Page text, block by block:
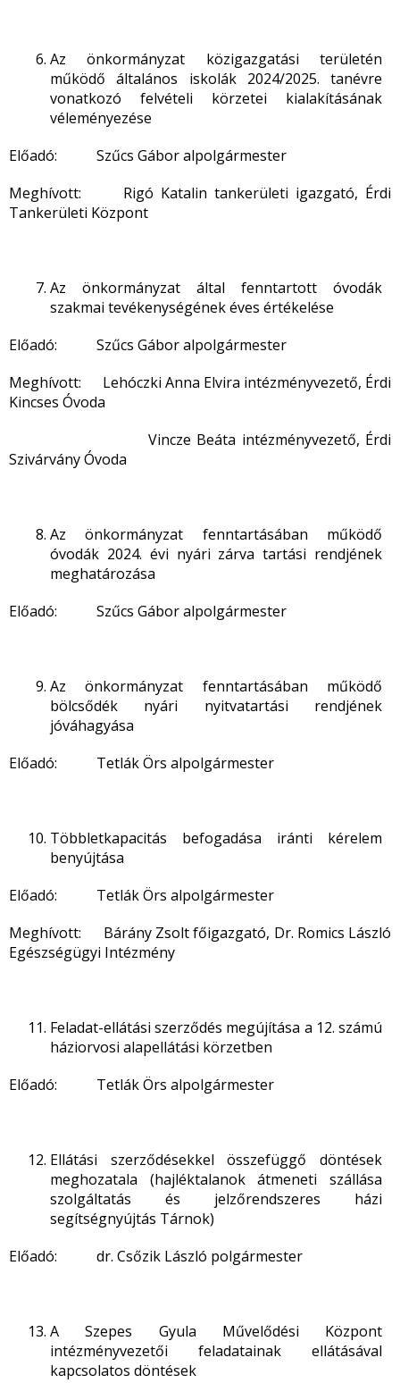
Az önkormányzat közigazgatási területén
működő általános iskolák 2024/2025. tanévre
vonatkozó felvételi körzetei kialakításának
véleményezése
Előadó: Szűcs Gábor alpolgármester
Meghívott: Rigó Katalin tankerületi igazgató, Érdi
Tankerületi Központ
Az önkormányzat által fenntartott óvodák
szakmai tevékenységének éves értékelése
Előadó: Szűcs Gábor alpolgármester
Meghívott: Lehóczki Anna Elvira intézményvezető, Érdi
Kincses Óvoda
Vincze Beáta intézményvezető, Érdi
Szivárvány Óvoda
Az önkormányzat fenntartásában működő
óvodák 2024. évi nyári zárva tartási rendjének
meghatározása
Előadó: Szűcs Gábor alpolgármester
Az önkormányzat fenntartásában működő
bölcsődék nyári nyitvatartási rendjének
jóváhagyása
Előadó: Tetlák Örs alpolgármester
Többletkapacitás befogadása iránti kérelem
benyújtása
Előadó: Tetlák Örs alpolgármester
Meghívott: Bárány Zsolt főigazgató, Dr. Romics László
Egészségügyi Intézmény
Feladat-ellátási szerződés megújítása a 12. számú
háziorvosi alapellátási körzetben
Előadó: Tetlák Örs alpolgármester
Ellátási szerződésekkel összefüggő döntések
meghozatala (hajléktalanok átmeneti szállása
szolgáltatás és jelzőrendszeres házi
segítségnyújtás Tárnok)
Előadó: dr. Csőzik László polgármester
A Szepes Gyula Művelődési Központ
intézményvezetői feladatainak ellátásával
kapcsolatos döntések